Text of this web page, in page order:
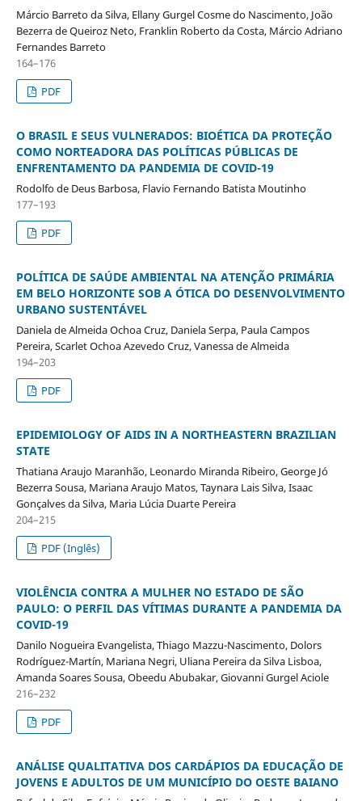
Márcio Barreto da Silva, Ellany Gurgel Cosme do Nascimento, João
Bezerra de Queiroz Neto, Franklin Roberto da Costa, Márcio Adriano
Fernandes Barreto
164–176
PDF
O BRASIL E SEUS VULNERADOS: BIOÉTICA DA PROTEÇÃO
COMO NORTEADORA DAS POLÍTICAS PÚBLICAS DE
ENFRENTAMENTO DA PANDEMIA DE COVID-19
Rodolfo de Deus Barbosa, Flavio Fernando Batista Moutinho
177–193
PDF
POLÍTICA DE SAÚDE AMBIENTAL NA ATENÇÃO PRIMÁRIA
EM BELO HORIZONTE SOB A ÓTICA DO DESENVOLVIMENTO
URBANO SUSTENTÁVEL
Daniela de Almeida Ochoa Cruz, Daniela Serpa, Paula Campos
Pereira, Scarlet Ochoa Azevedo Cruz, Vanessa de Almeida
194–203
PDF
EPIDEMIOLOGY OF AIDS IN A NORTHEASTERN BRAZILIAN
STATE
Thatiana Araujo Maranhão, Leonardo Miranda Ribeiro, George Jó
Bezerra Sousa, Mariana Araujo Matos, Taynara Lais Silva, Isaac
Gonçalves da Silva, Maria Lúcia Duarte Pereira
204–215
PDF (Inglês)
VIOLÊNCIA CONTRA A MULHER NO ESTADO DE SÃO
PAULO: O PERFIL DAS VÍTIMAS DURANTE A PANDEMIA DA
COVID-19
Danilo Nogueira Evangelista, Thiago Mazzu-Nascimento, Dolors
Rodríguez-Martín, Mariana Negri, Uliana Pereira da Silva Lisboa,
Amanda Soares Sousa, Obeedu Abubakar, Giovanni Gurgel Aciole
216–232
PDF
ANÁLISE QUALITATIVA DOS CARDÁPIOS DA EDUCAÇÃO DE
JOVENS E ADULTOS DE UM MUNICÍPIO DO OESTE BAIANO